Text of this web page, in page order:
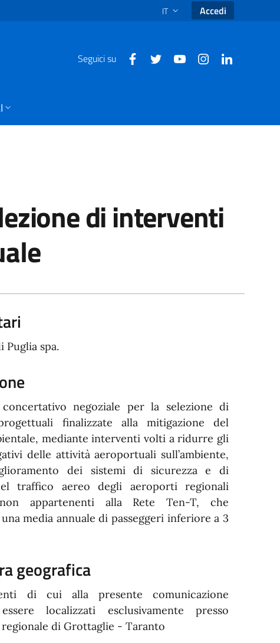
SELEZIONE LINGUA: LINGUA
IT Accedi
Seguici su
di interventi
Puglia spa.
concertativo negoziale per la selezione di
finalizzate alla mitigazione del
mediante interventi volti a ridurre gli
delle attività aeroportuali sull’ambiente,
dei sistemi di sicurezza e di
traffico aereo degli aeroporti regionali
appartenenti alla Rete Ten-T, che
media annuale di passeggeri inferiore a 3
geografica
di cui alla presente comunicazione
localizzati esclusivamente presso
regionale di Grottaglie - Taranto